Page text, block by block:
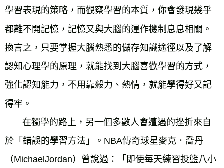
學習表現的策略，而觀察學習的本質，你會發現幾乎
都離不開記憶，記憶又與大腦的運作機制息息相關。
換言之，只要掌握大腦熟悉的儲存知識途徑以及了解
認知心理學的原理，就能找到大腦喜歡學習的方式，
強化認知能力，不用靠毅力、熱情，就能學得好又記
得牢。
在獨學的路上，另一個多數人會遭遇的挫折來自
於「錯誤的學習方法」。NBA傳奇球星麥克．喬丹
（MichaelJordan）曾說過：「即使每天練習投籃八小